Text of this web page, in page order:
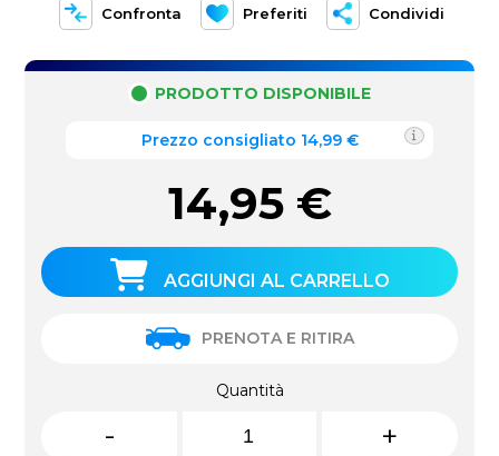
Confronta Preferiti Condividi
PRODOTTO DISPONIBILE
Prezzo consigliato 14,99 €
14,95 €
AGGIUNGI AL CARRELLO
PRENOTA E RITIRA
Quantità
- +